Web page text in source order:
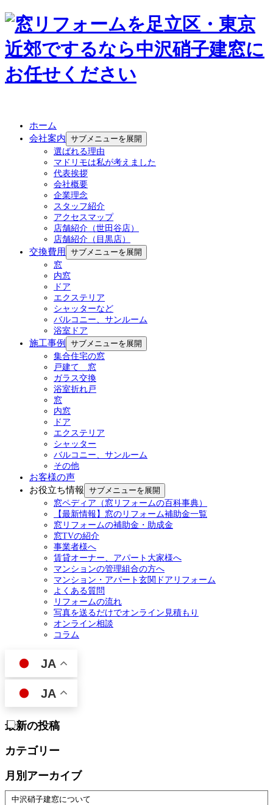
ホーム
会社案内 サブメニューを展開
選ばれる理由
マドリモは私が考えました
代表挨拶
会社概要
企業理念
スタッフ紹介
アクセスマップ
店舗紹介（世田谷店）
店舗紹介（目黒店）
交換費用
サブメニューを展開
窓
内窓
ドア
エクステリア
シャッターなど
バルコニー、サンルーム
浴室ドア
施工事例
サブメニューを展開
集合住宅の窓
戸建て 窓
ガラス交換
浴室折れ戸
窓
内窓
ドア
エクステリア
シャッター
バルコニー、サンルーム
その他
お客様の声
お役立ち情報 サブメニューを展開
窓ペディア（窓リフォームの百科事典）
【最新情報】窓のリフォーム補助金一覧
窓リフォームの補助金・助成金
窓TVの紹介
事業者様へ
賃貸オーナー、アパート大家様へ
マンションの管理組合の方へ
マンション・アパート玄関ドアリフォーム
よくある質問
リフォームの流れ
写真を送るだけでオンライン見積もり
オンライン相談
コラム
JA
JA
最新の投稿
カテゴリー
月別アーカイブ
中沢硝子建窓について